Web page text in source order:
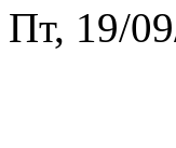
Пт, 19/